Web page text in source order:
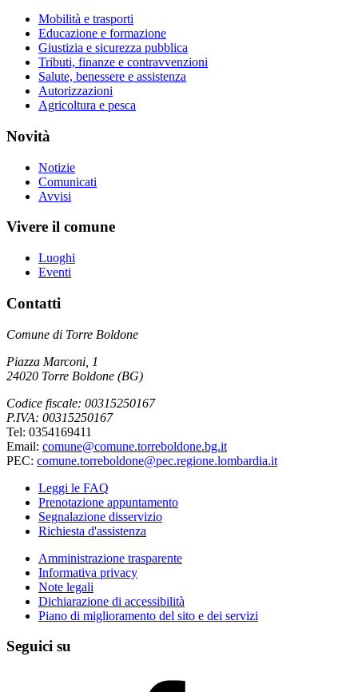
Mobilità e trasporti
Educazione e formazione
Giustizia e sicurezza pubblica
Tributi, finanze e contravvenzioni
Salute, benessere e assistenza
Autorizzazioni
Agricoltura e pesca
Novità
Notizie
Comunicati
Avvisi
Vivere il comune
Luoghi
Eventi
Contatti
Comune di Torre Boldone
Piazza Marconi, 1
24020 Torre Boldone (BG)
Codice fiscale: 00315250167
P.IVA: 00315250167
Tel: 0354169411
Email: comune@comune.torreboldone.bg.it
PEC: comune.torreboldone@pec.regione.lombardia.it
Leggi le FAQ
Prenotazione appuntamento
Segnalazione disservizio
Richiesta d'assistenza
Amministrazione trasparente
Informativa privacy
Note legali
Dichiarazione di accessibilità
Piano di miglioramento del sito e dei servizi
Seguici su